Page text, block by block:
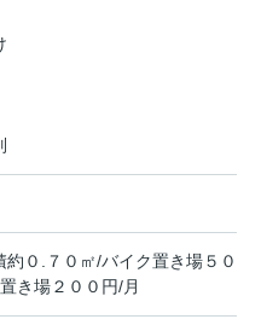
約０.７０㎡/バイク置き場５０
き場２００円/月